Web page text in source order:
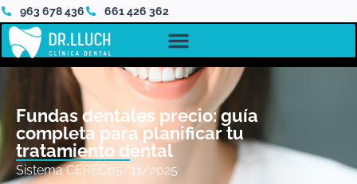
963 678 436 661 426 362
Fundas dentales precio: guía
completa para planificar tu
tratamiento dental
Sistema CEREC05/11/2025